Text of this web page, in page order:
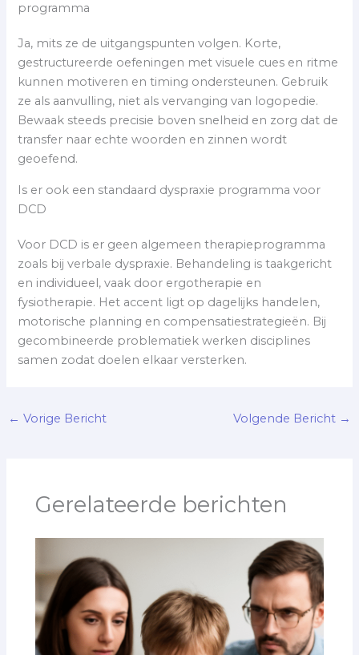
programma
Ja, mits ze de uitgangspunten volgen. Korte,
gestructureerde oefeningen met visuele cues en ritme
kunnen motiveren en timing ondersteunen. Gebruik
ze als aanvulling, niet als vervanging van logopedie.
Bewaak steeds precisie boven snelheid en zorg dat de
transfer naar echte woorden en zinnen wordt
geoefend.
Is er ook een standaard dyspraxie programma voor
DCD
Voor DCD is er geen algemeen therapieprogramma
zoals bij verbale dyspraxie. Behandeling is taakgericht
en individueel, vaak door ergotherapie en
fysiotherapie. Het accent ligt op dagelijks handelen,
motorische planning en compensatiestrategieën. Bij
gecombineerde problematiek werken disciplines
samen zodat doelen elkaar versterken.
← Vorige Bericht Volgende Bericht →
Gerelateerde berichten